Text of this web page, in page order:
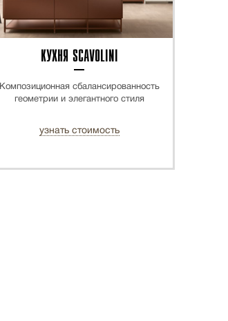
КУХНЯ SCAVOLINI
Композиционная сбалансированность
геометрии и элегантного стиля
узнать стоимость